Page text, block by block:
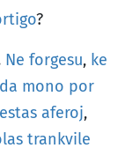
?
Ne forgesu, ke
da mono por
estas aferoj,
trankvile